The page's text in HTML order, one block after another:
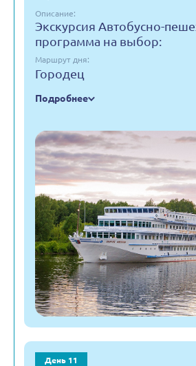
Описание:
Экскурсия Автобусно-
программа на выбор:
Маршрут дня:
Городец
Подробнее
День 11